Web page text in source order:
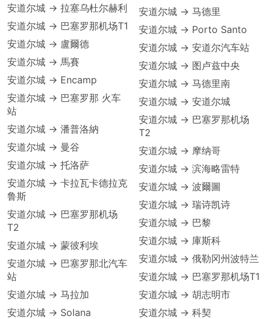
安道尔城 → 拉塞乌杜尔赫利
安道尔城 → 巴塞罗那机场T1
安道尔城 → 盧爾德
安道尔城 → 馬賽
安道尔城 → Encamp
安道尔城 → 巴塞罗那 火车
站
安道尔城 → 潘普洛納
安道尔城 → 曼谷
安道尔城 → 托洛萨
安道尔城 → 卡拉瓦卡德拉克
鲁斯
安道尔城 → 巴塞罗那机场
T2
安道尔城 → 蒙彼利埃
安道尔城 → 巴塞罗那北汽车
站
安道尔城 → 马拉加
安道尔城 → Solana
安道尔城 → 马德里
安道尔城 → Porto Santo
安道尔城 → 安道尔汽车站
安道尔城 → 图卢兹中央
安道尔城 → 马德里南
安道尔城 → 安道尔城
安道尔城 → 巴塞罗那机场
T2
安道尔城 → 摩纳哥
安道尔城 → 滨海略雷特
安道尔城 → 波爾圖
安道尔城 → 瑞诗凯诗
安道尔城 → 巴黎
安道尔城 → 庫斯科
安道尔城 → 俄勒冈州波特兰
安道尔城 → 巴塞罗那机场T1
安道尔城 → 胡志明市
安道尔城 → 科契